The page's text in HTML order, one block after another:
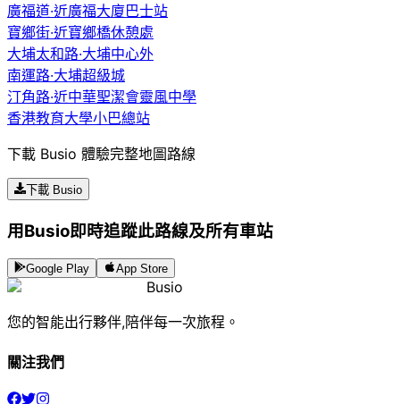
廣福道·近廣福大廈巴士站
寶鄉街·近寶鄉橋休憩處
大埔太和路·大埔中心外
南運路·大埔超級城
汀角路·近中華聖潔會靈風中學
香港教育大學小巴總站
下載 Busio 體驗完整地圖路線
下載 Busio
用Busio即時追蹤此路線及所有車站
Google Play App Store
Busio
您的智能出行夥伴,陪伴每一次旅程。
關注我們